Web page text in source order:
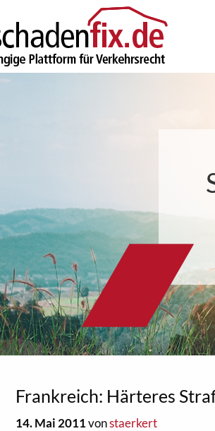
Frankreich: Härteres
14. Mai 2011vonstaerkert